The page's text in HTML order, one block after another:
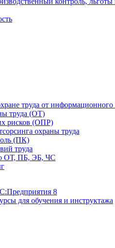
труда от информационного
труда (ОТ)
рисков (ОПР)
охраны труда
(ПК)
труда
ОТ, ПБ, ЭБ, ЧС
8
для обучения и инструктажа